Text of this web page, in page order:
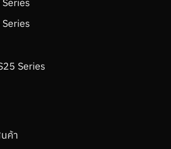
Series
ค้า